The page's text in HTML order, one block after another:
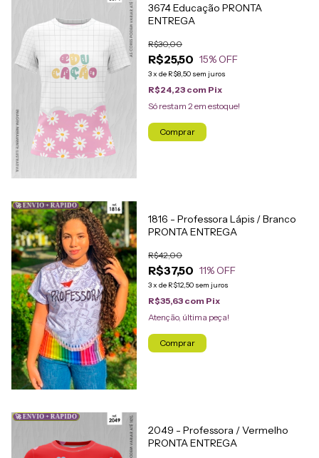
3674 Educação PRONTA
ENTREGA
R$25,50
R$30,00
15% OFF
3x de R$8,50 sem juros
R$24,23 com Pix
Só restam 2 em estoque!
Comprar
🚀 ENVIO + RÁPIDO
1816 - Professora Lápis / Branco
PRONTA ENTREGA
R$37,50
R$42,00
11% OFF
3x de R$12,50 sem juros
R$35,63 com Pix
Atenção, última peça!
Comprar
🚀 ENVIO + RÁPIDO
2049 - Professora / Vermelho
PRONTA ENTREGA